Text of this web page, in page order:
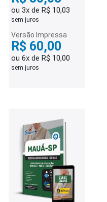
ou 3x de R$ 10,03
sem juros
Versão Impressa
R$ 60,00
ou 6x de R$ 10,00
sem juros